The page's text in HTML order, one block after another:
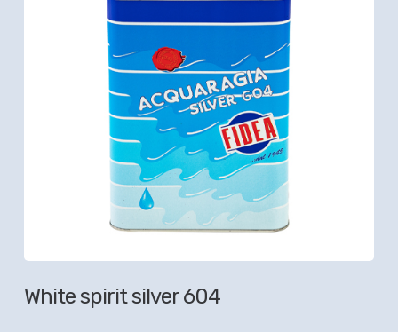
White spirit silver 604